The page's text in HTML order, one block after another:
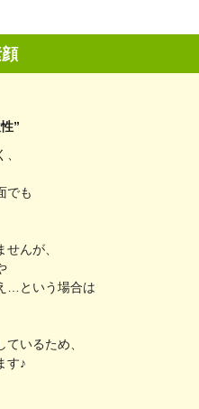
”
でも
んが、
…という場合は
いるため、
す♪